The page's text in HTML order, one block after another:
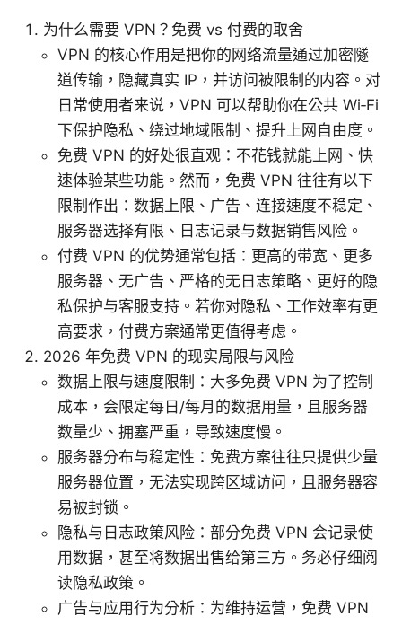
为什么需要 VPN？免费 vs 付费的取舍
VPN 的核心作用是把你的网络流量通过加密隧
道传输，隐藏真实 IP，并访问被限制的内容。对
日常使用者来说，VPN 可以帮助你在公共 Wi‑Fi
下保护隐私、绕过地域限制、提升上网自由度。
免费 VPN 的好处很直观：不花钱就能上网、快
速体验某些功能。然而，免费 VPN 往往有以下
限制作出：数据上限、广告、连接速度不稳定、
服务器选择有限、日志记录与数据销售风险。
付费 VPN 的优势通常包括：更高的带宽、更多
服务器、无广告、严格的无日志策略、更好的隐
私保护与客服支持。若你对隐私、工作效率有更
高要求，付费方案通常更值得考虑。
2026 年免费 VPN 的现实局限与风险
数据上限与速度限制：大多免费 VPN 为了控制
成本，会限定每日/每月的数据用量，且服务器
数量少、拥塞严重，导致速度慢。
服务器分布与稳定性：免费方案往往只提供少量
服务器位置，无法实现跨区域访问，且服务器容
易被封锁。
隐私与日志政策风险：部分免费 VPN 会记录使
用数据，甚至将数据出售给第三方。务必仔细阅
读隐私政策。
广告与应用行为分析：为维持运营，免费 VPN